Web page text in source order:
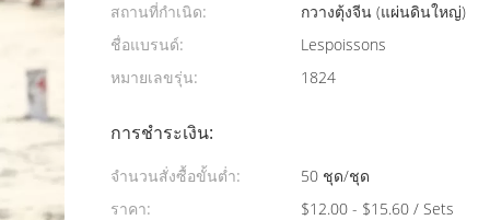
สถานที่กำเนิด:
กวางตุ้งจีน (แผ่นดินใหญ่)
ชื่อแบรนด์:
Lespoissons
หมายเลขรุ่น:
1824
การชำระเงิน:
จำนวนสั่งซื้อขั้นต่ำ:
50 ชุด/ชุด
ราคา:
$12.00 - $15.60 / Sets